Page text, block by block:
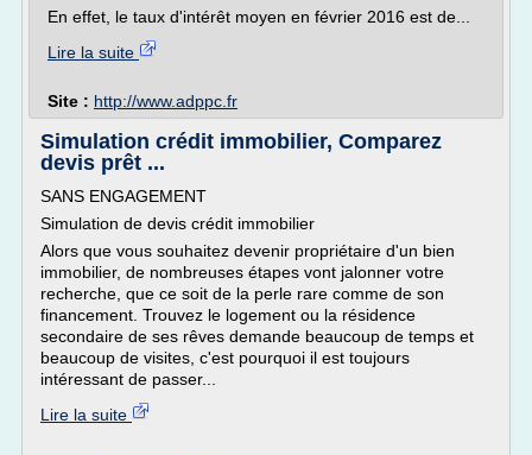
En effet, le taux d'intérêt moyen en février 2016 est de...
Lire la suite
Site : http://www.adppc.fr
Simulation crédit immobilier, Comparez
devis prêt ...
SANS ENGAGEMENT
Simulation de devis crédit immobilier
Alors que vous souhaitez devenir propriétaire d'un bien
immobilier, de nombreuses étapes vont jalonner votre
recherche, que ce soit de la perle rare comme de son
financement. Trouvez le logement ou la résidence
secondaire de ses rêves demande beaucoup de temps et
beaucoup de visites, c'est pourquoi il est toujours
intéressant de passer...
Lire la suite